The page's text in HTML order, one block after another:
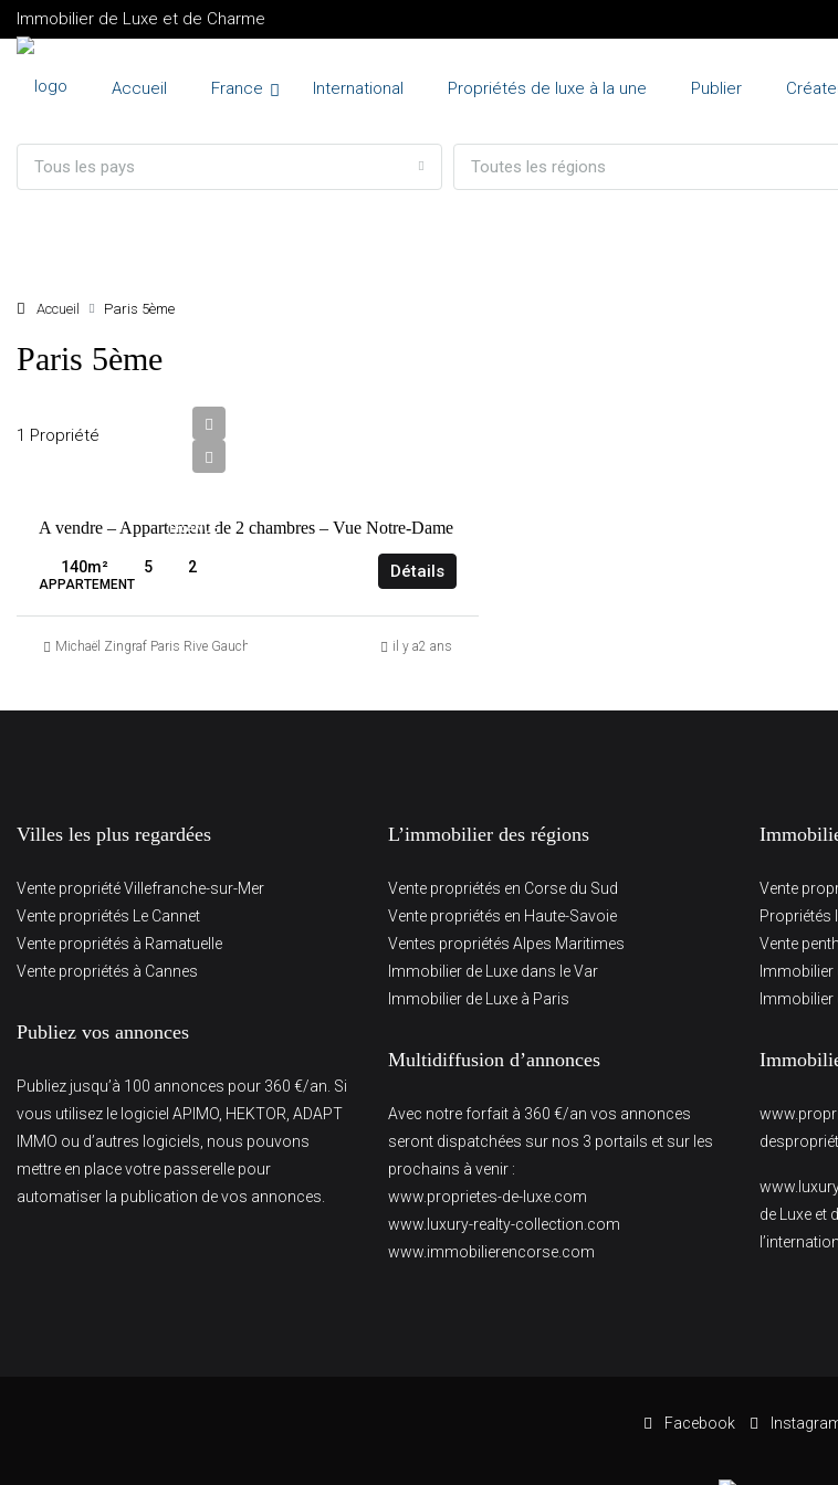
Immobilier de Luxe et de Charme
Accueil France International Propriétés de luxe à la une Publier
Tous les pays Toutes les régions
Accueil Paris 5ème
Paris 5ème
1 Propriété
FRANCE
A vendre – Appartement de 2 chambres – Vue Notre-Dame
140m² 5 2
APPARTEMENT
Détails
Michaël Zingraf Paris Rive Gauche il y a2 ans
Villes les plus regardées
Vente propriété Villefranche-sur-Mer
Vente propriétés Le Cannet
Vente propriétés à Ramatuelle
Vente propriétés à Cannes
Publiez vos annonces
Publiez jusqu’à 100 annonces pour 360 €/an. Si
vous utilisez le logiciel APIMO, HEKTOR, ADAPT
IMMO ou d’autres logiciels, nous pouvons
mettre en place votre passerelle pour
automatiser la publication de vos annonces.
L’immobilier des régions
Vente propriétés en Corse du Sud
Vente propriétés en Haute-Savoie
Ventes propriétés Alpes Maritimes
Immobilier de Luxe dans le Var
Immobilier de Luxe à Paris
Multidiffusion d’annonces
Avec notre forfait à 360 €/an vos annonces
seront dispatchées sur nos 3 portails et sur les
prochains à venir :
www.proprietes-de-luxe.com
www.luxury-realty-collection.com
www.immobilierencorse.com
Vente
Propriétés
Vente
Immobilier
Immobilier
de Luxe et
Facebook